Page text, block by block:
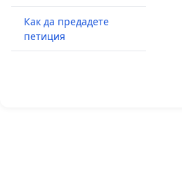
Как да предадете
петиция